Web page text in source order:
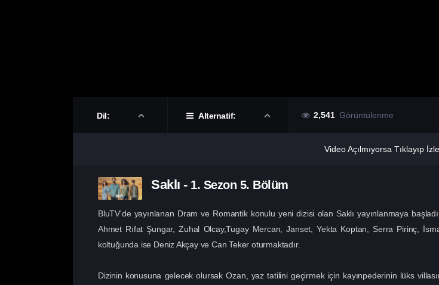
Dil: Alternatif: 2,541 Görüntülenme
Video Açılmıyorsa Tıklayıp
Saklı - 1. Sezon 5. Bölüm
BluTV'de yayınlanan Dram ve Romantik konulu yeni dizisi olan Saklı yayınlanmaya
Ahmet Rıfat Şungar, Zuhal Olcay,Tugay Mercan, Janset, Yekta Koptan, Serra Pirinç,
koltuğunda ise Deniz Akçay ve Can Teker oturmaktadır.
Dizinin konusuna gelecek olursak Ozan, yaz tatilini geçirmek için kayınpederinin lüks